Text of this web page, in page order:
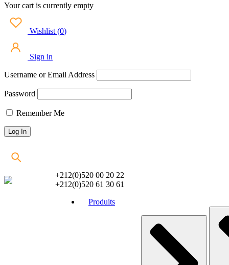
Your cart is currently empty
Wishlist (0)
Sign in
Username or Email Address
Password
Remember Me
+212(0)520 00 20 22
+212(0)520 61 30 61
Produits